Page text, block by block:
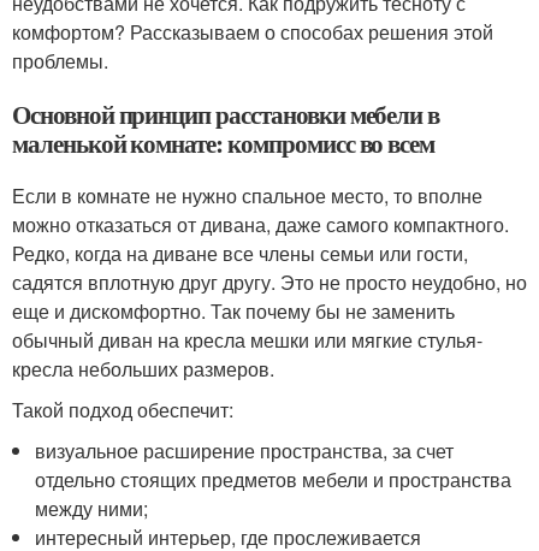
комфортом? Рассказываем о способах решения этой
проблемы.
Основной принцип расстановки мебели в
маленькой комнате: компромисс во всем
Если в комнате не нужно спальное место, то вполне
можно отказаться от дивана, даже самого компактного.
Редко, когда на диване все члены семьи или гости,
садятся вплотную друг другу. Это не просто неудобно, но
еще и дискомфортно. Так почему бы не заменить
обычный диван на кресла мешки или мягкие стулья-
кресла небольших размеров.
Такой подход обеспечит:
визуальное расширение пространства, за счет
отдельно стоящих предметов мебели и пространства
между ними;
интересный интерьер, где прослеживается